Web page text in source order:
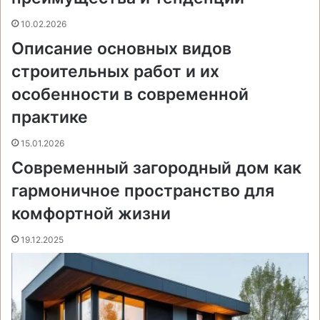
и
10.02.2026
Описание основных видов
строительных работ и их
особенности в современной
практике
15.01.2026
Современный загородный дом как
гармоничное пространство для
комфортной жизни
19.12.2025